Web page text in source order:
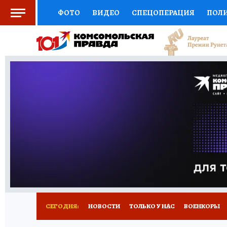
ФОТО ВИДЕО СПЕЦОПЕРАЦИЯ
СОЦПОДДЕРЖКА НАУКА СПОРТ
ВЫБОР ЭКСПЕРТОВ ДОКТОР
ПРОГНОЗЫ НА СПОРТ
НОВОЕ
СЕГОДНЯ: НОВОСТИ ТОЛЬКО У НАС ВОЕНКОРЫ